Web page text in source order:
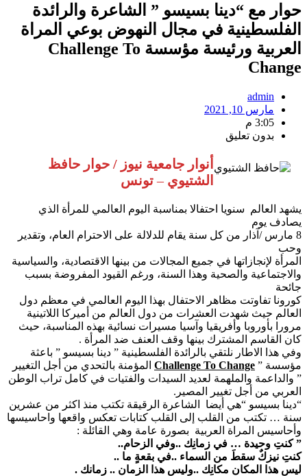
حوار مع “دينا بسيسو ” الشاعرة والرائدة
الفلسطينية في مجال النهوض بوعي المراة
العربية ورئيسة مؤسسة Challenge To
Change
admin
مارس 10, 2021
3:05 م
بدون تعليق
أنوار جامعية نيوز / حوار حافظ
الشتيوي –تونس
يشهد العالم سنويا احتفالا بمناسبة اليوم العالمي للمرأة الذي
يصادف يوم
8 مارس /آذار من كل سنة يقام للدلالة على الاحترام العام، وتقدير
وحب
المرأة لإنجازاتها في جميع المجالات من بينها الاقتصادية، والسياسية
والاجتماعية والصحية وهذا السنة، ورغم القيود المفروضة بسبب
جائحة
كورونا تفاوتت مظاهر الاحتفال بهذا اليوم العالمي في معظم دول
العالم حيث شهدت العشرات من دول العالم من أميركا اللاتينية
مرورا بأوروبا وأفريقيا وآسيا مسيرات نسائية بهذه المناسبة، حيث
كان القاسم المشترك بينها وقف العنف ضد المرأة .
وفي هذا الاطار نلتقي بالرائدة الفلسطينية ” دينا بسيسو ” باعثة
مؤسسة ” Challenge To Change المؤمنة بالتحدي من أجل التغيير
” والداعمة والملهمة لعديد السيدات والفتيات في كامل تراب الوطن
العربي من أجل تغيير المصير.
“دينا بسيسو “هي أيضا الشاعرة الرقيقة تكتب منذ اكثر من عشرين
سنة … تكتب من القلب إلى القلب كتابات تعكس واقعها واحاسيسها
وأحاسيس المراة العربية بصورة عامة وهي القائلة :
” كنتِ وحيدة … في زمانِك ..وفي الزحام..
كنتِ نيزكٌ سقطَ من السماء ..في بقعةٍ ما ..
ليس هذا المكان مكانِك ..وليس هذا الزمان .. زمانك .